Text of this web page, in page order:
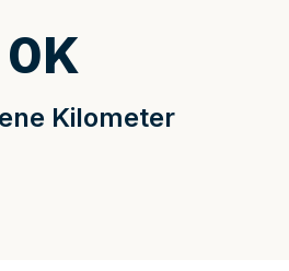
Kilometer
0K